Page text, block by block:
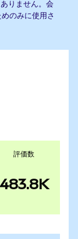
りません。会
のみに使用さ
評価数
483.8K